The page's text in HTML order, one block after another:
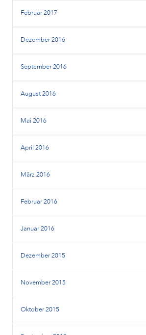
Februar 2017
Dezember 2016
September 2016
August 2016
Mai 2016
April 2016
März 2016
Februar 2016
Januar 2016
Dezember 2015
November 2015
Oktober 2015